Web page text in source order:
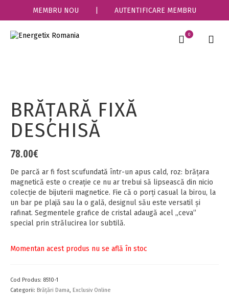
MEMBRU NOU AUTENTIFICARE MEMBRU
0
BRĂŢARĂ FIXĂ
DESCHISĂ
78.00€
De parcă ar fi fost scufundată într-un apus cald, roz: brățara
magnetică este o creație ce nu ar trebui să lipsească din nicio
colecție de bijuterii magnetice. Fie că o porți casual la birou, la
un bar pe plajă sau la o gală, designul său este versatil și
rafinat. Segmentele grafice de cristal adaugă acel „ceva”
special prin strălucirea lor subtilă.
Momentan acest produs nu se află în stoc
Cod Produs: 8510-1
Categorii: Brăţări Dama, Exclusiv Online